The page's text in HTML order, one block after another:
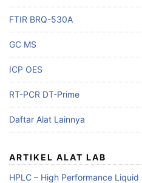
FTIR BRQ-530A
GC MS
ICP OES
RT-PCR DT-Prime
Daftar Alat Lainnya
ARTIKEL ALAT LAB
HPLC – High Performance